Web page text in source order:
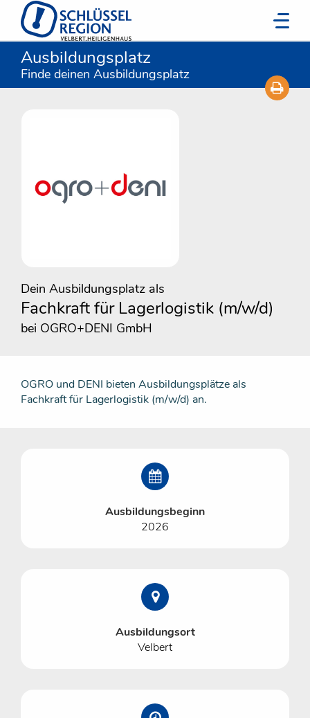
Ausbildungsplatz
Finde deinen Ausbildungsplatz
Dein Ausbildungsplatz als
Fachkraft für Lagerlogistik (m/w/d)
bei OGRO+DENI GmbH
OGRO und DENI bieten Ausbildungsplätze als
Fachkraft für Lagerlogistik (m/w/d) an.
Ausbildungsbeginn
2026
Ausbildungsort
Velbert